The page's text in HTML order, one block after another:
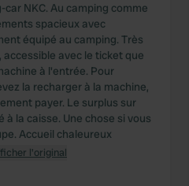
NKC. Au camping comme
spacieux avec
équipé au camping. Très
avec le ticket que
à l'entrée. Pour
la recharger à la machine,
payer. Le surplus sur
la caisse. Une chose si vous
Accueil chaleureux
l'original